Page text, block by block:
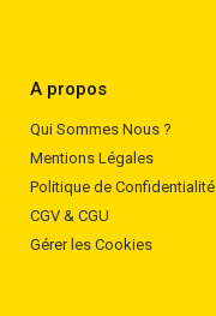
A propos
Qui Sommes Nous ?
Mentions Légales
Politique de Confidentialité
CGV & CGU
Gérer les Cookies